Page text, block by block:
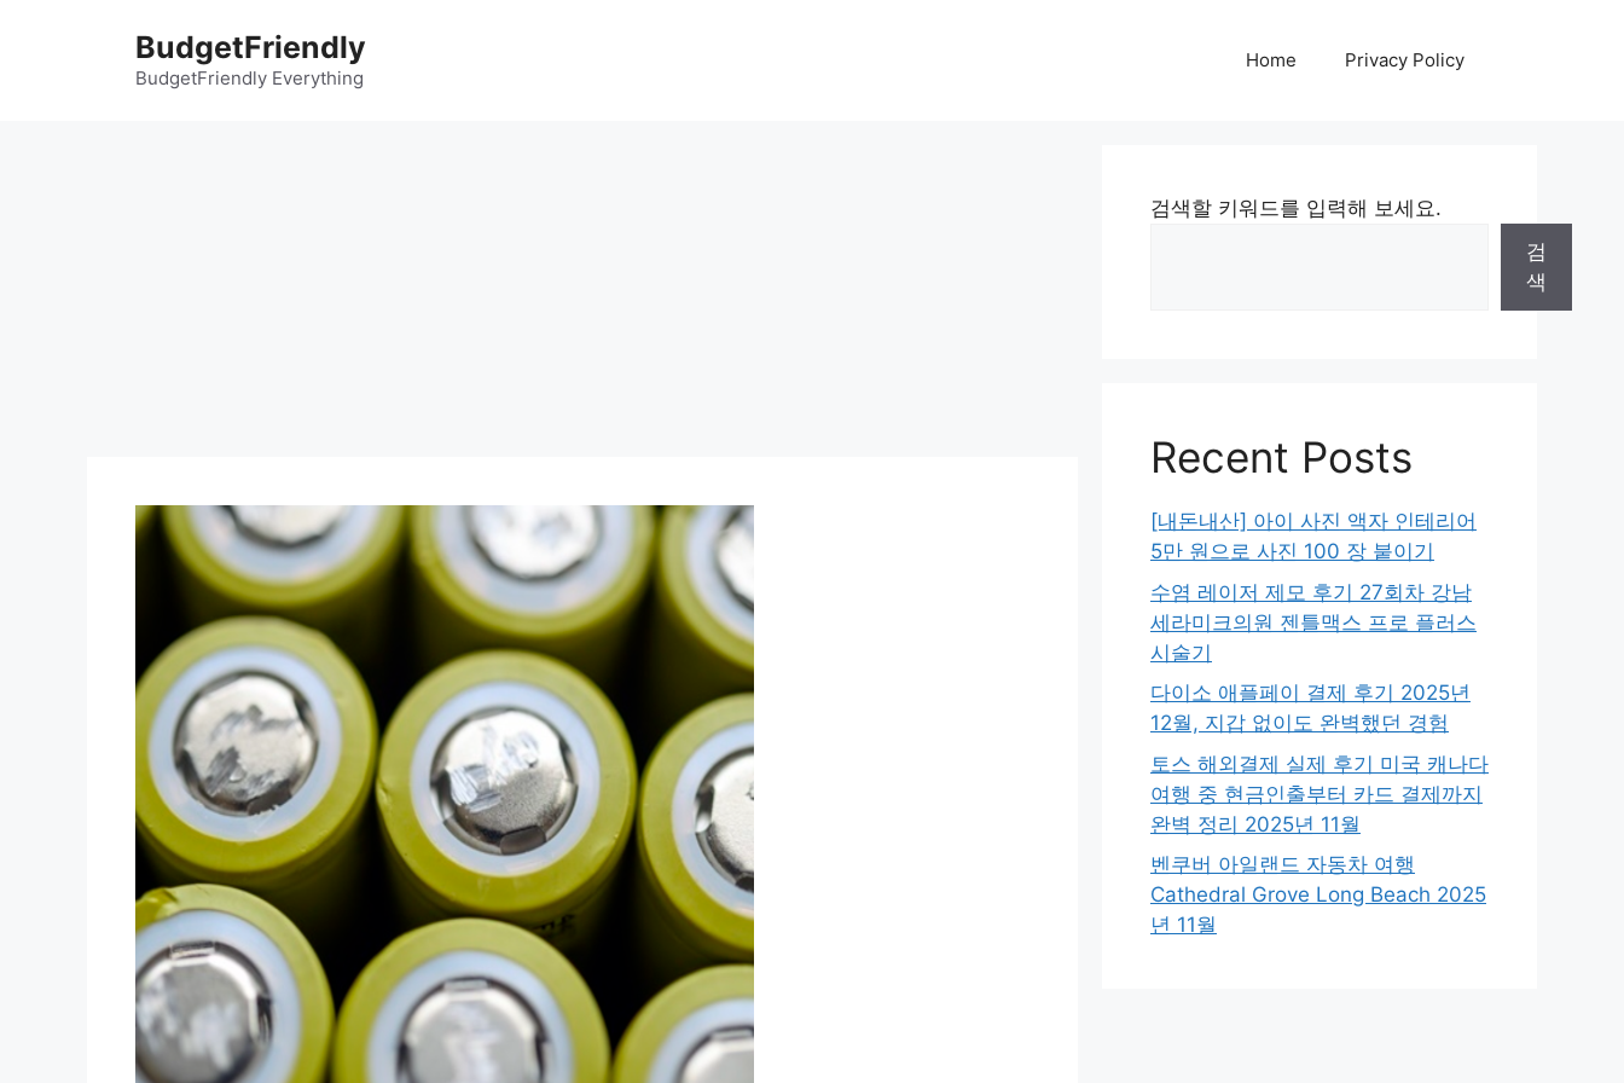
BudgetFriendly
BudgetFriendly Everything
Home Privacy Policy
검색할 키워드를 입력해 보세요.
검
색
Recent Posts
[내돈내산] 아이 사진 액자 인테리어
5만 원으로 사진 100 장 붙이기
수염 레이저 제모 후기 27회차 강남
세라미크의원 젠틀맥스 프로 플러스
시술기
다이소 애플페이 결제 후기 2025년
12월, 지갑 없이도 완벽했던 경험
토스 해외결제 실제 후기 미국 캐나다
여행 중 현금인출부터 카드 결제까지
완벽 정리 2025년 11월
벤쿠버 아일랜드 자동차 여행
Cathedral Grove Long Beach 2025
년 11월